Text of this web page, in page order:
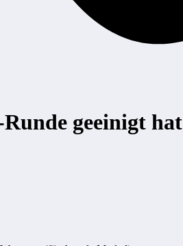
geeinigt hat